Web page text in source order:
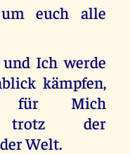
euch alle
Ich werde
kämpfen,
Mich
trotz der
Welt.